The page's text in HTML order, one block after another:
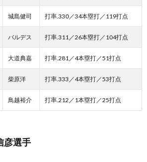
城島健司 打率.330／34本塁打／119打点
バルデス 打率.311／26本塁打／104打点
大道典嘉 打率.281／4本塁打／51打点
柴原洋 打率.333／4本塁打／53打点
鳥越裕介 打率.212／1本塁打／25打点
彦選手